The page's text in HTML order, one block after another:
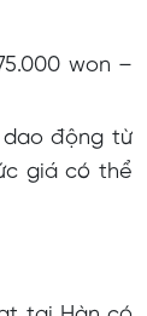
won –
động từ
giá có thể